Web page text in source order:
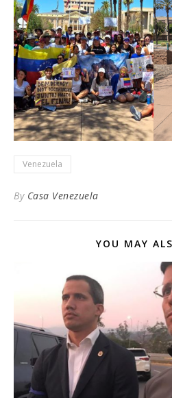
Venezuela
By Casa Venezuela
YOU MAY